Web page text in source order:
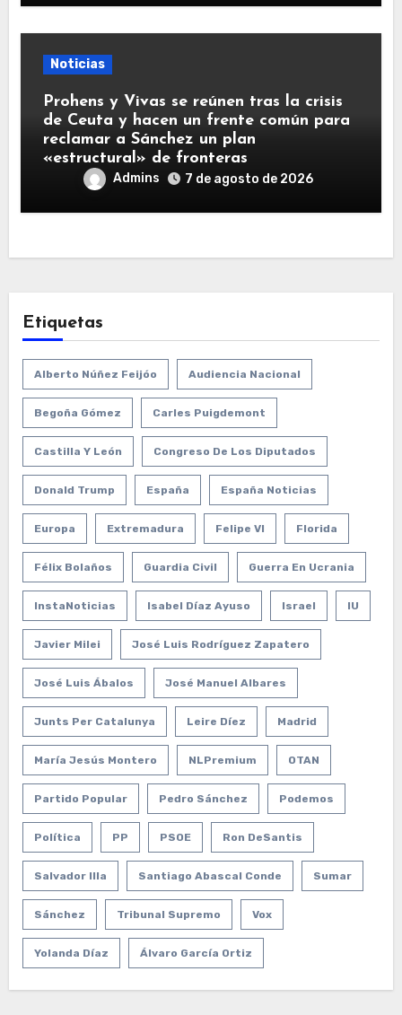
Noticias
Prohens y Vivas se reúnen tras la crisis
de Ceuta y hacen un frente común para
reclamar a Sánchez un plan
«estructural» de fronteras
Admins 7 de agosto de 2026
Etiquetas
Alberto Núñez Feijóo Audiencia Nacional
Begoña Gómez Carles Puigdemont
Castilla Y León Congreso De Los Diputados
Donald Trump España España Noticias
Europa Extremadura Felipe VI Florida
Félix Bolaños Guardia Civil Guerra En Ucrania
InstaNoticias Isabel Díaz Ayuso Israel IU
Javier Milei José Luis Rodríguez Zapatero
José Luis Ábalos José Manuel Albares
Junts Per Catalunya Leire Díez Madrid
María Jesús Montero NLPremium OTAN
Partido Popular Pedro Sánchez Podemos
Política PP PSOE Ron DeSantis
Salvador Illa Santiago Abascal Conde Sumar
Sánchez Tribunal Supremo Vox
Yolanda Díaz Álvaro García Ortiz